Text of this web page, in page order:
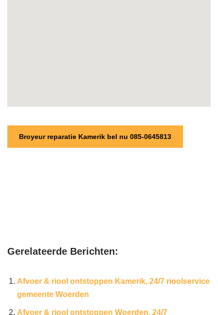
Broyeur reparatie Kamerik bel nu 085-0645813
Gerelateerde Berichten:
Afvoer & riool ontstoppen Kamerik, 24/7 rioolservice
gemeente Woerden
Afvoer & riool ontstoppen Woerden, 24/7